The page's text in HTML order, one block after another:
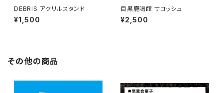
DEBRIS アクリルスタンド
¥1,500
目黒鹿鳴館 サコッシュ
¥2,500
その他の商品